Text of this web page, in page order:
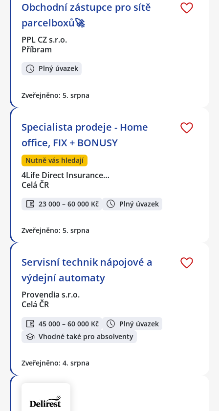
Obchodní zástupce pro sítě
parcelboxů🚀
PPL CZ s.r.o.
Příbram
Plný úvazek
Zveřejněno: 5. srpna
Specialista prodeje - Home
office, FIX + BONUSY
Nutně vás hledají
4Life Direct Insurance…
Celá ČR
23 000 – 60 000 Kč Plný úvazek
Zveřejněno: 5. srpna
Servisní technik nápojové a
výdejní automaty
Provendia s.r.o.
Celá ČR
45 000 – 60 000 Kč
Plný úvazek
Vhodné také pro absolventy
Zveřejněno: 4. srpna